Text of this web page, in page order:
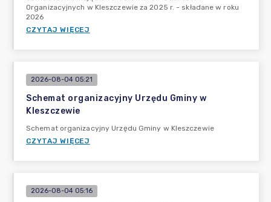
Organizacyjnych w Kleszczewie za 2025 r. - składane w roku
2026
CZYTAJ WIĘCEJ
2026-08-04 05:21
Schemat organizacyjny Urzędu Gminy w
Kleszczewie
Schemat organizacyjny Urzędu Gminy w Kleszczewie
CZYTAJ WIĘCEJ
2026-08-04 05:16